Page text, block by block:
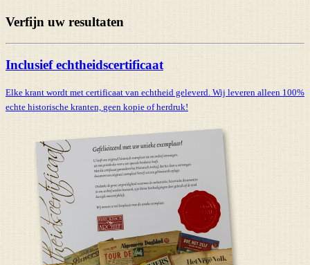
Verfijn uw resultaten
Inclusief echtheidscertificaat
Elke krant wordt met certificaat van echtheid geleverd. Wij leveren alleen 100%
echte historische kranten, geen kopie of herdruk!